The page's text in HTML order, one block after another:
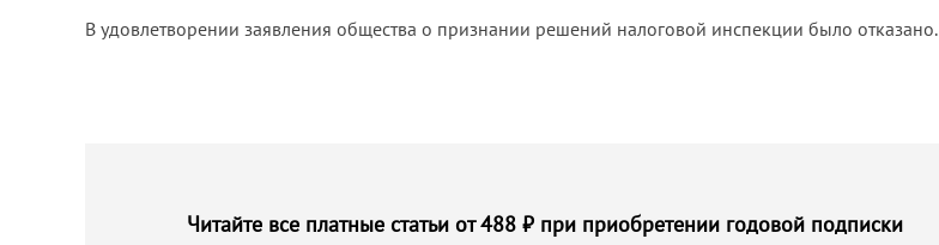
В удовлетворении заявления общества о признании решений налоговой инспекции было отказано.
Читайте все платные статьи от 488 ₽ при приобретении годовой подписки